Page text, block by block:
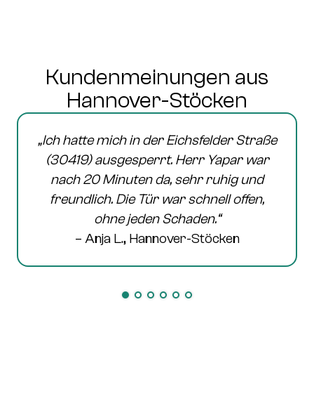
Kundenmeinungen aus
Hannover-Stöcken
„Ich hatte mich in derEichsfelder Straße
(30419)ausgesperrt. Herr Yapar war
nach 20 Minuten da, sehr ruhig und
freundlich. Die Tür war schnell offen,
ohne jeden Schaden.“
– Anja L., Hannover-Stöcken